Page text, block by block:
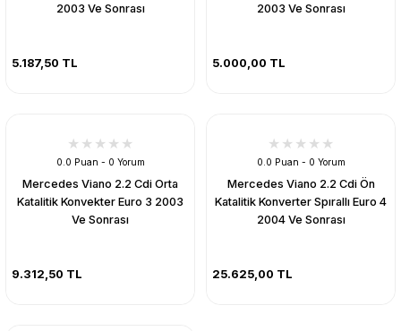
2003 Ve Sonrası
5.187,50 TL
2003 Ve Sonrası
5.000,00 TL
0.0 Puan - 0 Yorum
Mercedes Viano 2.2 Cdi Orta
Katalitik Konvekter Euro 3 2003
Ve Sonrası
9.312,50 TL
0.0 Puan - 0 Yorum
Mercedes Viano 2.2 Cdi Ön
Katalitik Konverter Spırallı Euro 4
2004 Ve Sonrası
25.625,00 TL